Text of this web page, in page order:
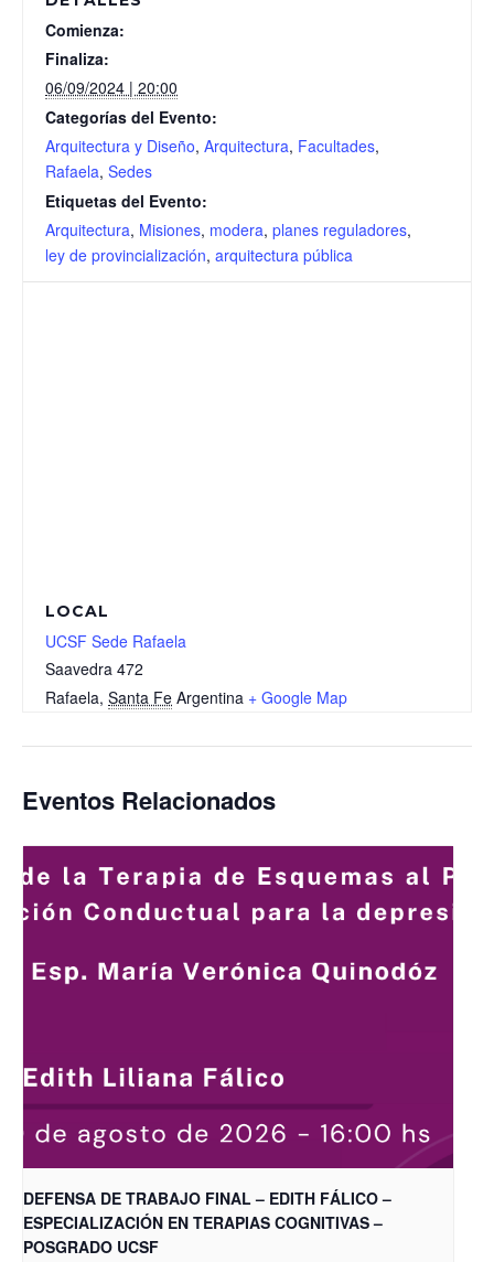
Comienza:
Finaliza:
06/09/2024 | 20:00
Categorías del Evento:
Arquitectura y Diseño, Arquitectura, Facultades,
Rafaela, Sedes
Etiquetas del Evento:
Arquitectura, Misiones, modera, planes reguladores,
ley de provincialización, arquitectura pública
LOCAL
UCSF Sede Rafaela
Saavedra 472
Rafaela, Santa Fe Argentina + Google Map
Eventos Relacionados
DEFENSA DE TRABAJO FINAL – EDITH FÁLICO –
ESPECIALIZACIÓN EN TERAPIAS COGNITIVAS –
POSGRADO UCSF